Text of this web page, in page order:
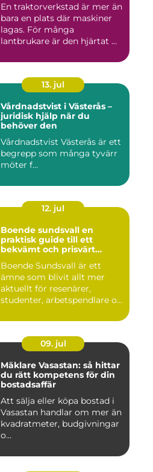
En traktorverkstad är mer än
bara en plats där maskiner
lagas. För många
lantbrukare är den hjärtat ...
13. jul
Vårdnadstvist i Västerås –
juridisk hjälp när du
behöver den
Vårdnadstvist Västerås är ett
begrepp som många tyvärr
möter f...
12. jul
Boende sundsvall en
praktisk guide till ett
bekvämt och prisvärt
Boende Sundsvall är ett
ämne som blivit allt mer
aktuellt för resenärer,
studenter, arbetspendlare o...
09. jul
Mäklare Vasastan: så hittar
du rätt kompetens för din
bostadsaffär
Att sälja eller köpa bostad i
Vasastan handlar om mer än
kvadratmeter, budgivningar
o...